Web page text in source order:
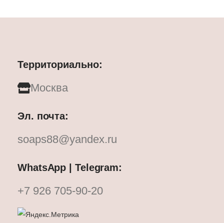
Территориально:
Москва
Эл. почта:
soaps88@yandex.ru
WhatsApp | Telegram:
+7 926 705-90-20